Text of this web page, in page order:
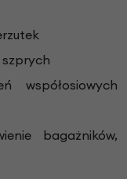
współosiowych
bagażników,